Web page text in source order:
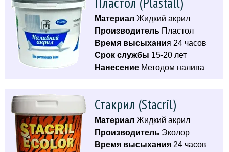
Материал Жидкий акрил
Производитель Пластол
Время высыхания 24 часов
Срок службы 15-20 лет
Нанесение Методом налива
Стакрил (Stacril)
Материал Жидкий акрил
Производитель Эколор
Время высыхания 24 часов